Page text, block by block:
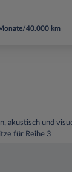
40.000 km
akustisch und
für Reihe 3